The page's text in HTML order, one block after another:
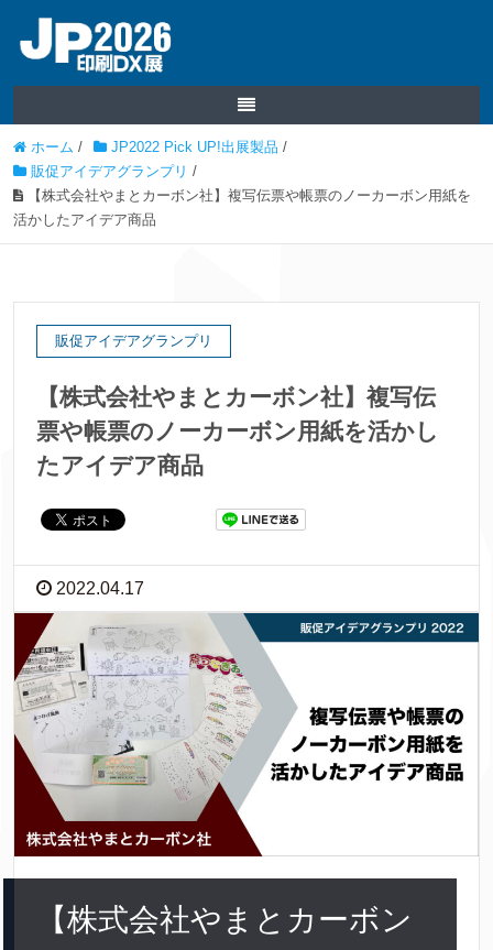
ホーム / JP2022 Pick UP!出展製品 /
販促アイデアグランプリ /
【株式会社やまとカーボン社】複写伝票や帳票のノーカーボン用紙を
活かしたアイデア商品
販促アイデアグランプリ
【株式会社やまとカーボン社】複写伝
票や帳票のノーカーボン用紙を活かし
たアイデア商品
2022.04.17
【株式会社やまとカーボン